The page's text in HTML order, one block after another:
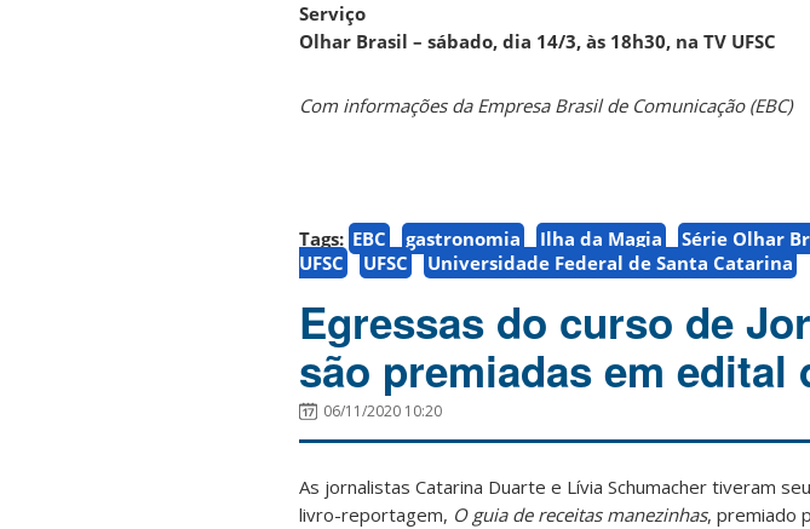
Serviço
Olhar Brasil – sábado, dia 14/3, às 18h30, na TV UFSC
Com informações da Empresa Brasil de Comunicação (EBC)
Tags: EBC gastronomia Ilha da Magia Série Olhar
UFSC
UFSC Universidade Federal de Santa Catarina
Egressas do curso de
são premiadas em
06/11/2020 10:20
As jornalistas Catarina Duarte e Lívia Schumacher tiveram seu
livro-reportagem, O guia de receitas manezinhas, premiado